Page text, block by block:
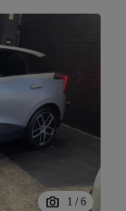
1 / 6